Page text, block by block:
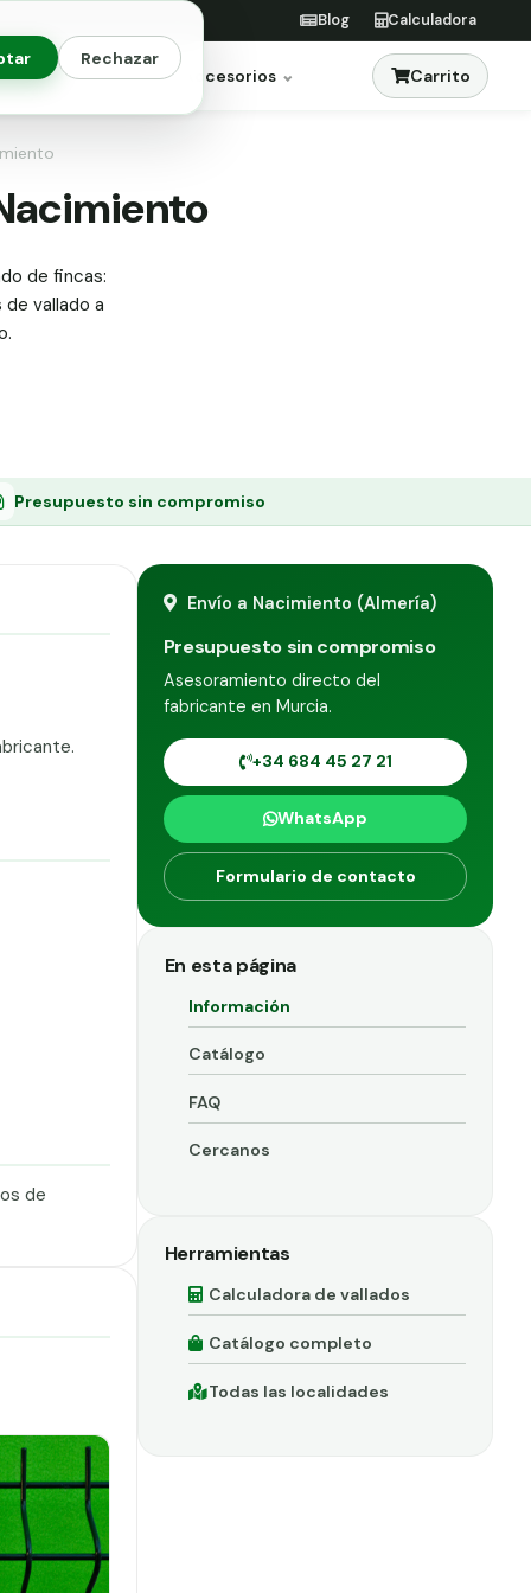
Rechazar
Blog Calculadora
Jardinería Accesorios Carrito
de fincas:
vallado a
Presupuesto sin compromiso
de
Envío a Nacimiento (Almería)
Presupuesto sin compromiso
Asesoramiento directo del
fabricante en Murcia.
+34 684 45 27 21
WhatsApp
Formulario de contacto
En esta página
Información
Catálogo
FAQ
Cercanos
Herramientas
Calculadora de vallados
Catálogo completo
Todas las localidades